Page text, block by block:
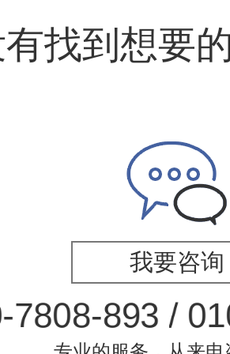
找到想要
我要咨询
-7808-893 / 01